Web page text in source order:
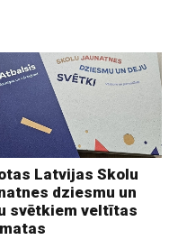
Latvijas Skolu
dziesmu un
svētkiem veltītas